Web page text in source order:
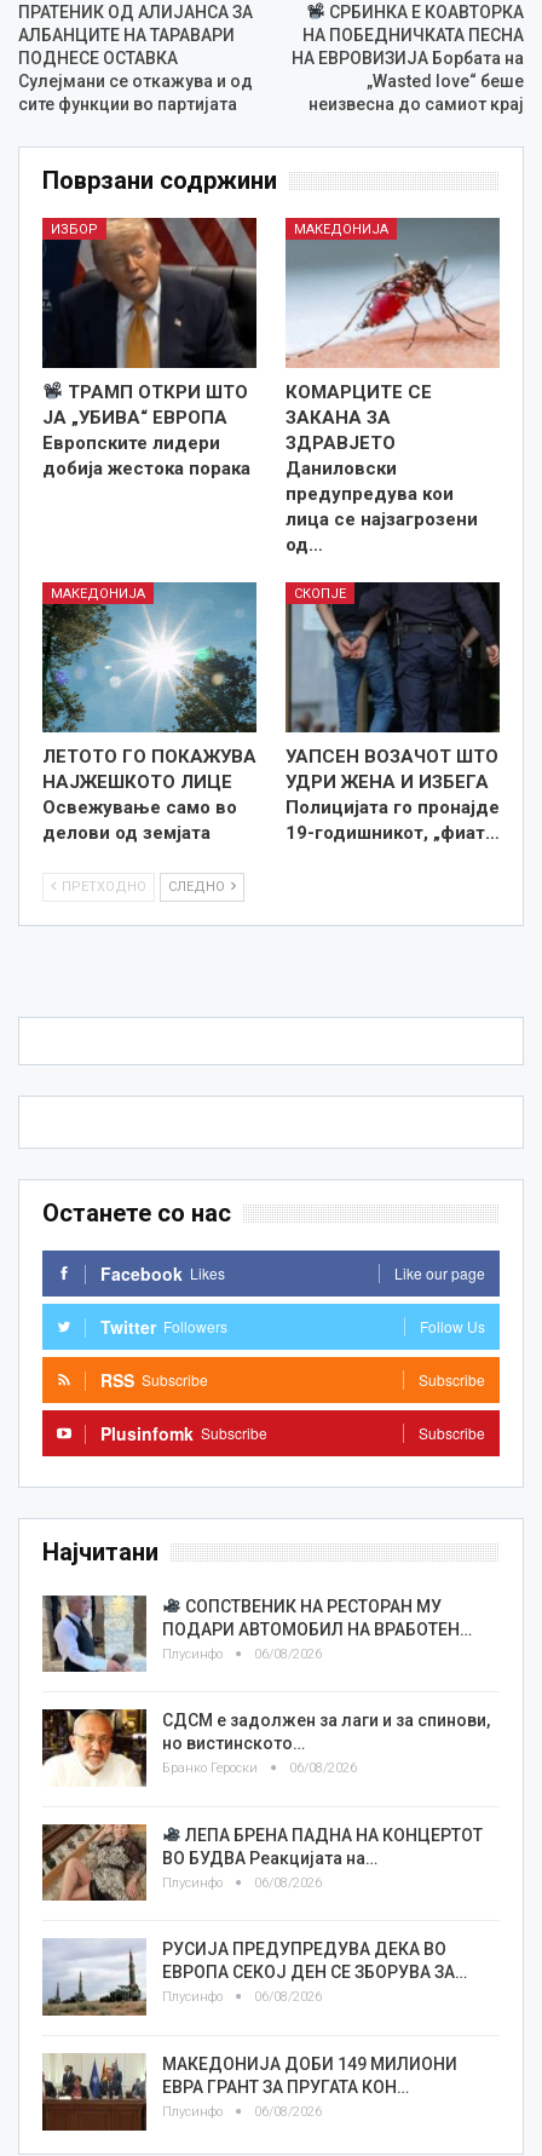
ПРАТЕНИК ОД АЛИЈАНСА ЗА
АЛБАНЦИТЕ НА ТАРАВАРИ
ПОДНЕСЕ ОСТАВКА
Сулејмани се откажува и од
сите функции во партијата
СРБИНКА Е КОАВТОРКА
НА ПОБЕДНИЧКАТА ПЕСНА
НА ЕВРОВИЗИЈА Борбата на
„Wasted love“ беше
неизвесна до самиот крај
Поврзани содржини
ИЗБОР
ТРАМП ОТКРИ ШТО
ЈА „УБИВА“ ЕВРОПА
Европските лидери
добија жестока порака
МАКЕДОНИЈА
КОМАРЦИТЕ СЕ
ЗАКАНА ЗА
ЗДРАВЈЕТО
Даниловски
предупредува кои
лица се најзагрозени
од…
МАКЕДОНИЈА
ЛЕТОТО ГО ПОКАЖУВА
НАЈЖЕШКОТО ЛИЦE
Освежување само во
делови од земјата
СКОПЈЕ
УАПСЕН ВОЗАЧОТ ШТО
УДРИ ЖЕНА И ИЗБЕГА
Полицијата го пронајде
19-годишникот, „фиат…
ПРЕТХОДНО СЛЕДНО
Останете со нас
Facebook Likes Like our page
Twitter Followers Follow Us
RSS Subscribe Subscribe
Plusinfomk Subscribe Subscribe
Најчитани
СОПСТВЕНИК НА РЕСТОРАН МУ
ПОДАРИ АВТОМОБИЛ НА ВРАБОТЕН…
Плусинфо 06/08/2026
СДСМ е задолжен за лаги и за спинови,
но вистинското…
Бранко Героски 06/08/2026
ЛЕПА БРЕНА ПАДНА НА КОНЦЕРТОТ
ВО БУДВА Реакцијата на…
Плусинфо 06/08/2026
РУСИЈА ПРЕДУПРЕДУВА ДЕКА ВО
ЕВРОПА СЕКОЈ ДЕН СЕ ЗБОРУВА ЗА…
Плусинфо 06/08/2026
МАКЕДОНИЈА ДОБИ 149 МИЛИОНИ
ЕВРА ГРАНТ ЗА ПРУГАТА КОН…
Плусинфо 06/08/2026